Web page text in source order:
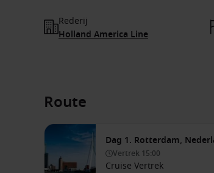
Rederij
Holland America Line
Route
Dag 1. Rotterdam,
Vertrek 15:00
Cruise Vertrek